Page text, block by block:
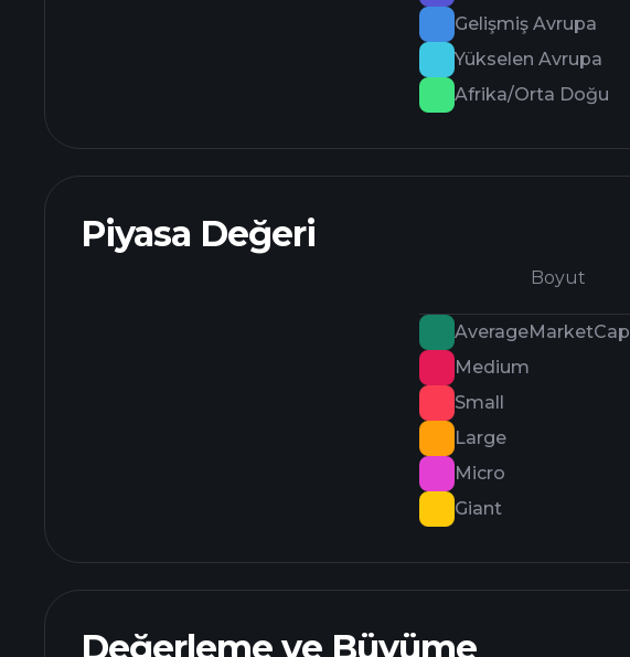
Gelişmiş Avrupa
Yükselen Avrupa
Afrika/Orta Doğu
Piyasa Değeri
Boyut
AverageMarketCap
Medium
Small
Large
Micro
Giant
Değerleme ve Büyüme